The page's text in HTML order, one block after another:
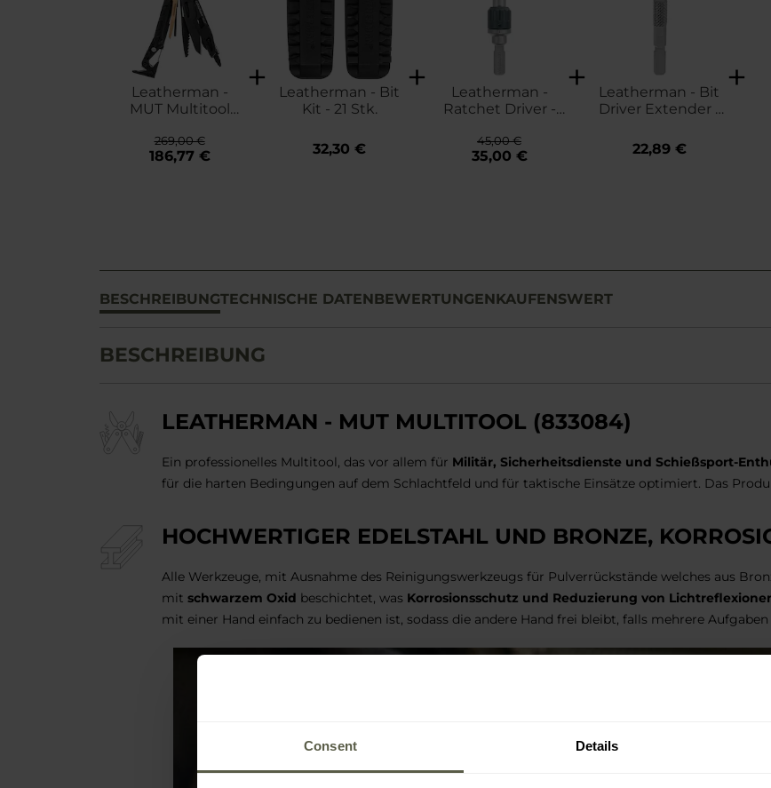
Consent Details
Leatherman -
MUT Multitool
186,77 €
269,00 €
Leatherman - Bit
Kit - 21 Stk.
32,30 €
Leatherman -
Ratchet Driver -
35,00 €
45,00 €
Leatherman - Bit
Driver Extender -
22,89 €
BESCHREIBUNGTECHNISCHE DATENBEWERTUNGENKAUFENSWERT
BESCHREIBUNG
LEATHERMAN - MUT MULTITOOL (833084)
Ein professionelles Multitool, das vor allem für Militär, Sicherheitsdienste und Schießsport-
für die harten Bedingungen auf dem Schlachtfeld und für taktische Einsätze optimiert. Das
HOCHWERTIGER EDELSTAHL UND BRONZE,
Alle Werkzeuge, mit Ausnahme des Reinigungswerkzeugs für Pulverrückstände welches aus
mit schwarzem Oxid beschichtet, was Korrosionsschutz und Reduzierung von
mit einer Hand einfach zu bedienen ist, sodass die andere Hand frei bleibt, falls mehrere